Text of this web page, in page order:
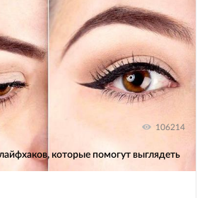
106214
которые помогут выглядеть